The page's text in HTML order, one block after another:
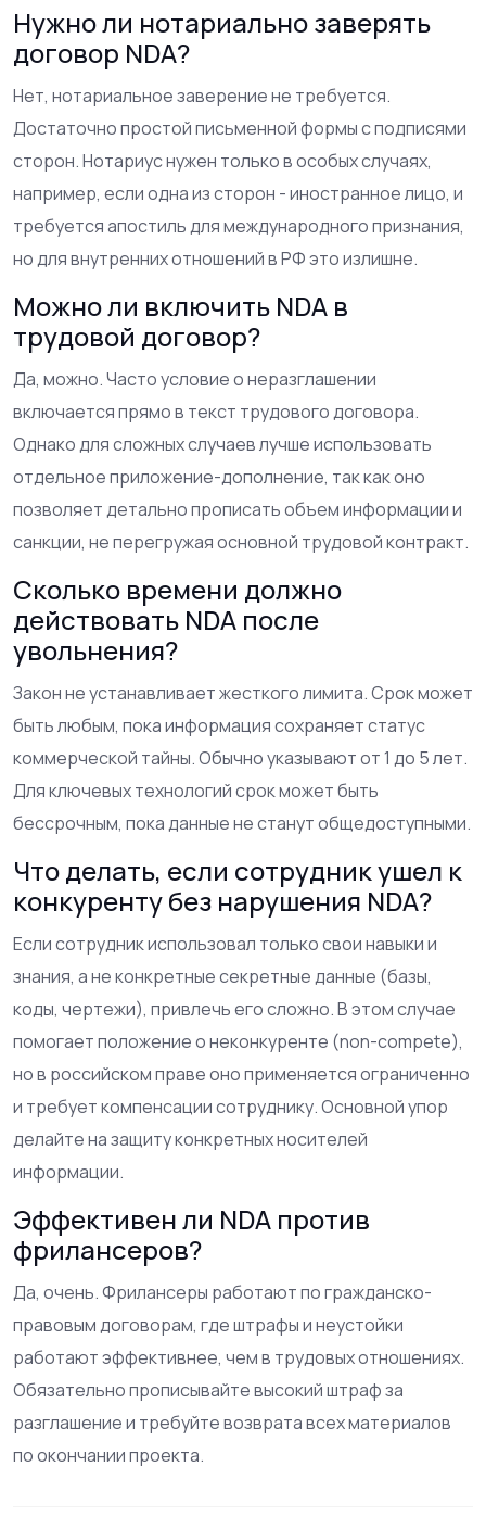
Нужно ли нотариально заверять
договор NDA?
Нет, нотариальное заверение не требуется.
Достаточно простой письменной формы с подписями
сторон. Нотариус нужен только в особых случаях,
например, если одна из сторон - иностранное лицо, и
требуется апостиль для международного признания,
но для внутренних отношений в РФ это излишне.
Можно ли включить NDA в
трудовой договор?
Да, можно. Часто условие о неразглашении
включается прямо в текст трудового договора.
Однако для сложных случаев лучше использовать
отдельное приложение-дополнение, так как оно
позволяет детально прописать объем информации и
санкции, не перегружая основной трудовой контракт.
Сколько времени должно
действовать NDA после
увольнения?
Закон не устанавливает жесткого лимита. Срок может
быть любым, пока информация сохраняет статус
коммерческой тайны. Обычно указывают от 1 до 5 лет.
Для ключевых технологий срок может быть
бессрочным, пока данные не станут общедоступными.
Что делать, если сотрудник ушел к
конкуренту без нарушения NDA?
Если сотрудник использовал только свои навыки и
знания, а не конкретные секретные данные (базы,
коды, чертежи), привлечь его сложно. В этом случае
помогает положение о неконкуренте (non-compete),
но в российском праве оно применяется ограниченно
и требует компенсации сотруднику. Основной упор
делайте на защиту конкретных носителей
информации.
Эффективен ли NDA против
фрилансеров?
Да, очень. Фрилансеры работают по гражданско-
правовым договорам, где штрафы и неустойки
работают эффективнее, чем в трудовых отношениях.
Обязательно прописывайте высокий штраф за
разглашение и требуйте возврата всех материалов
по окончании проекта.